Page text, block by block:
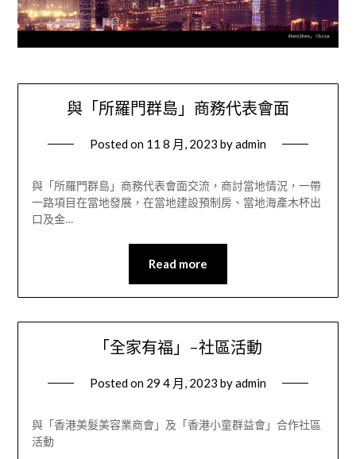
與「所羅門群島」商務代表會面
Posted on 11 8 月, 2023 byadmin
與「所羅門群島」商務代表會面交流，商討當地情況，一帶
一路項目在當地發展，在當地建設預制房、當地海產木杯出
口及金…
Read more
「全家有福」-社區活動
Posted on 29 4 月, 2023 byadmin
與「香港美髮美容業商會」及「香港小童群益會」合作社區
活動